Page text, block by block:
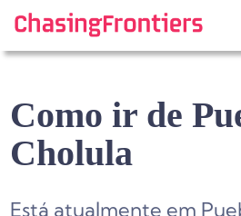
content
Como ir de
Cholula
Está atualmente em